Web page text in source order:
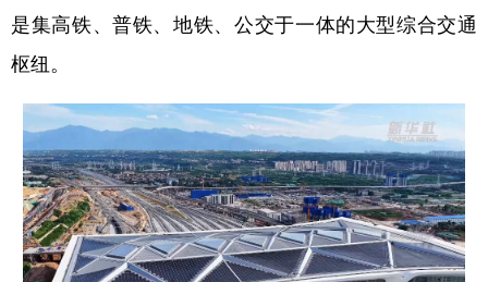
是集高铁、普铁、地铁、公交于一体的大型综合交通
枢纽。